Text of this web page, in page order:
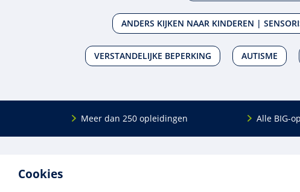
Cookies
ANDERS KIJKEN NAAR KINDEREN |
VERSTANDELIJKE BEPERKING AUTISME
Meer dan 250 opleidingen Alle BIG-
voor mensen die werken met mensen met